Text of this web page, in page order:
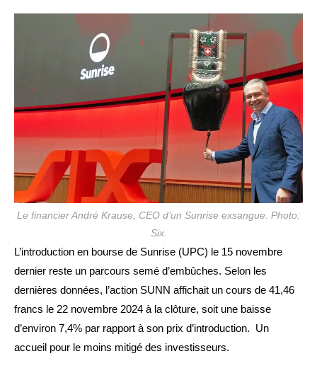
publication :
publication :
Le financier André Krause, CEO d’un Sunrise exsangue. Photo:
Six.
L’introduction en bourse de Sunrise (UPC) le 15 novembre
dernier reste un parcours semé d’embûches. Selon les
dernières données, l’action SUNN affichait un cours de 41,46
francs le 22 novembre 2024 à la clôture, soit une baisse
d’environ 7,4% par rapport à son prix d’introduction. Un
accueil pour le moins mitigé des investisseurs.